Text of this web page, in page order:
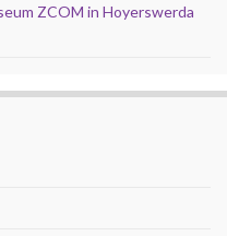
ZCOM in Hoyerswerda